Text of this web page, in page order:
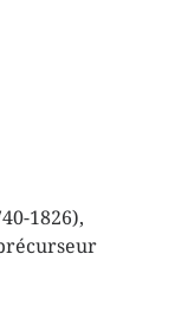
1826),